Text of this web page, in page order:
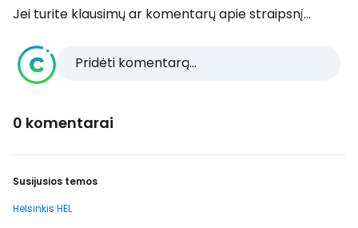
Jei turite klausimų ar komentarų apie straipsnį...
Pridėti komentarą...
0 komentarai
Susijusios temos
Helsinkis HEL